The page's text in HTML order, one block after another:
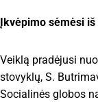
Įkvėpimo sėmėsi
Veiklą pradėjusi
stovyklų, S.
Socialinės globos